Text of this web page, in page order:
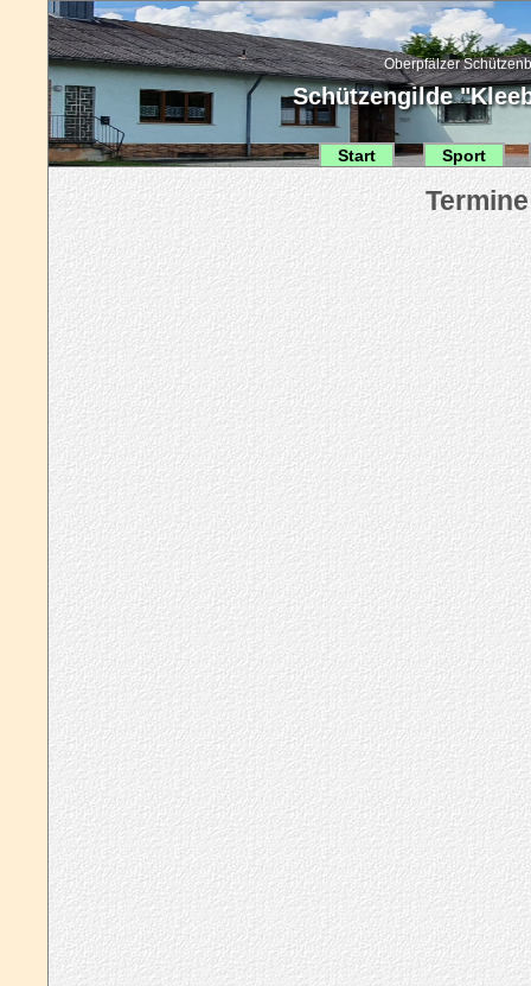
Oberpfälzer
Schützengilde
Start Sport